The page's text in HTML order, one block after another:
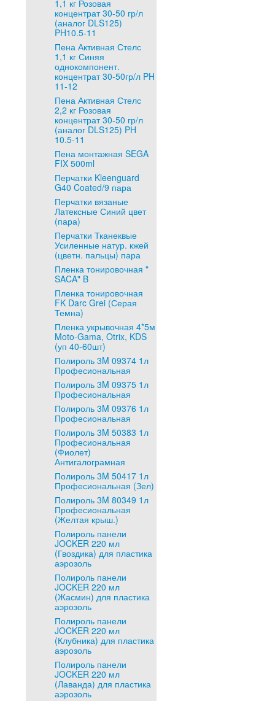
1,1 кг Розовая
концентрат 30-50 гр/л
(аналог DLS125)
PH10.5-11
Пена Активная Стелс
1,1 кг Синяя
однокомпонент.
концентрат 30-50гр/л PH
11-12
Пена Активная Стелс
2,2 кг Розовая
концентрат 30-50 гр/л
(аналог DLS125) PH
10.5-11
Пена монтажная SEGA
FIX 500ml
Перчатки Kleenguard
G40 Coated/9 пара
Перчатки вязаные
Латексные Синий цвет
(пара)
Перчатки Тканеквые
Усиленные натур. кжей
(цветн. пальцы) пара
Пленка тонировочная "
SACA" B
Пленка тонировочная
FK Darc Grei (Серая
Темна)
Пленка укрывочная 4*5м
Moto-Gama, Otrix, KDS
(уп 40-60шт)
Полироль 3M 09374 1л
Професиональная
Полироль 3M 09375 1л
Професиональная
Полироль 3M 09376 1л
Професиональная
Полироль 3M 50383 1л
Професиональная
(Фиолет)
Антигалограмная
Полироль 3M 50417 1л
Професиональная (Зел)
Полироль 3M 80349 1л
Професиональная
(Желтая крыш.)
Полироль панели
JOCKER 220 мл
(Гвоздика) для пластика
аэрозоль
Полироль панели
JOCKER 220 мл
(Жасмин) для пластика
аэрозоль
Полироль панели
JOCKER 220 мл
(Клубника) для пластика
аэрозоль
Полироль панели
JOCKER 220 мл
(Лаванда) для пластика
аэрозоль